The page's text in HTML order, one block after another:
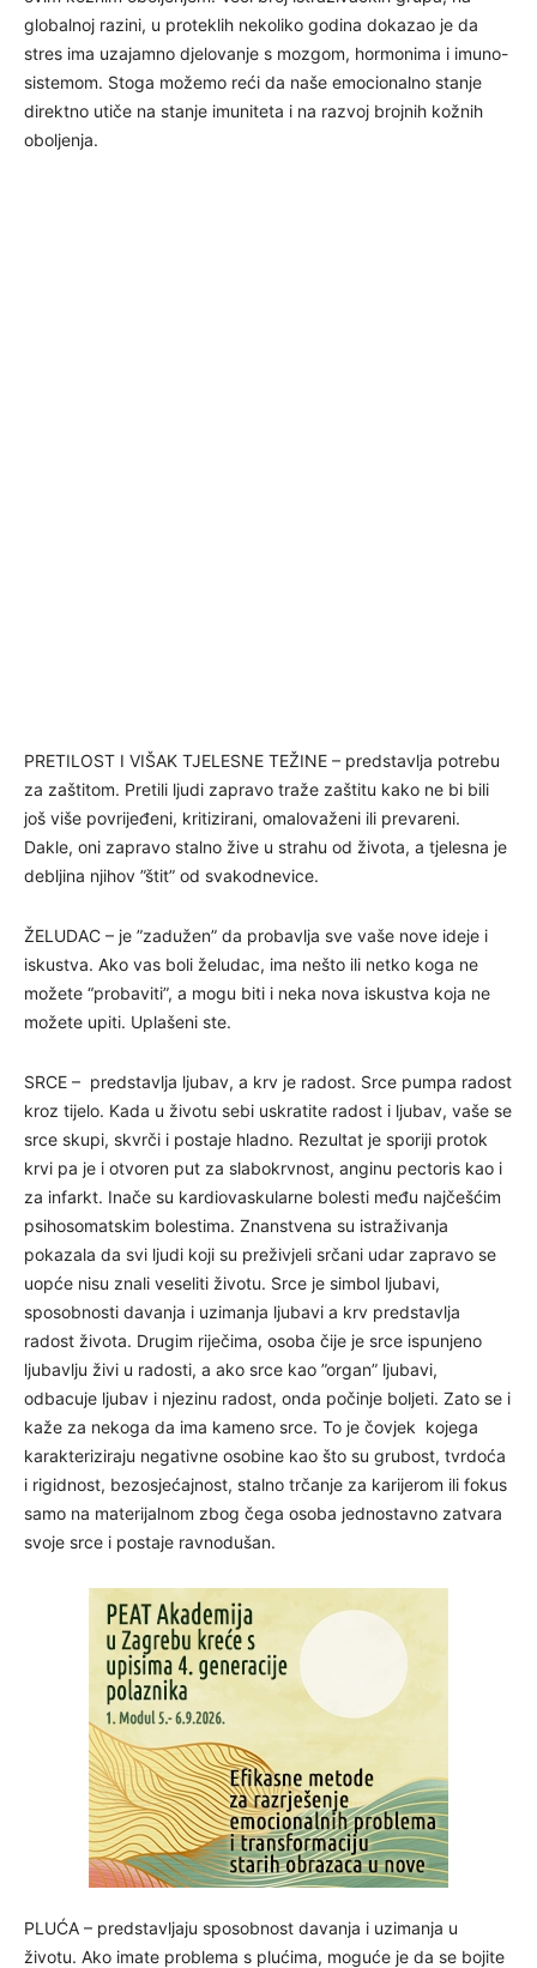
globalnoj razini, u proteklih nekoliko godina dokazao je da
stres ima uzajamno djelovanje s mozgom, hormonima i imuno-
sistemom. Stoga možemo reći da naše emocionalno stanje
direktno utiče na stanje imuniteta i na razvoj brojnih kožnih
oboljenja.
PRETILOST I VIŠAK TJELESNE TEŽINE – predstavlja potrebu
za zaštitom. Pretili ljudi zapravo traže zaštitu kako ne bi bili
još više povrijeđeni, kritizirani, omalovaženi ili prevareni.
Dakle, oni zapravo stalno žive u strahu od života, a tjelesna je
debljina njihov ”štit” od svakodnevice.
ŽELUDAC – je ”zadužen” da probavlja sve vaše nove ideje i
iskustva. Ako vas boli želudac, ima nešto ili netko koga ne
možete “probaviti”, a mogu biti i neka nova iskustva koja ne
možete upiti. Uplašeni ste.
SRCE – predstavlja ljubav, a krv je radost. Srce pumpa radost
kroz tijelo. Kada u životu sebi uskratite radost i ljubav, vaše se
srce skupi, skvrči i postaje hladno. Rezultat je sporiji protok
krvi pa je i otvoren put za slabokrvnost, anginu pectoris kao i
za infarkt. Inače su kardiovaskularne bolesti među najčešćim
psihosomatskim bolestima. Znanstvena su istraživanja
pokazala da svi ljudi koji su preživjeli srčani udar zapravo se
uopće nisu znali veseliti životu. Srce je simbol ljubavi,
sposobnosti davanja i uzimanja ljubavi a krv predstavlja
radost života. Drugim riječima, osoba čije je srce ispunjeno
ljubavlju živi u radosti, a ako srce kao ”organ” ljubavi,
odbacuje ljubav i njezinu radost, onda počinje boljeti. Zato se i
kaže za nekoga da ima kameno srce. To je čovjek kojega
karakteriziraju negativne osobine kao što su grubost, tvrdoća
i rigidnost, bezosjećajnost, stalno trčanje za karijerom ili fokus
samo na materijalnom zbog čega osoba jednostavno zatvara
svoje srce i postaje ravnodušan.
PLUĆA – predstavljaju sposobnost davanja i uzimanja u
životu. Ako imate problema s plućima, moguće je da se bojite